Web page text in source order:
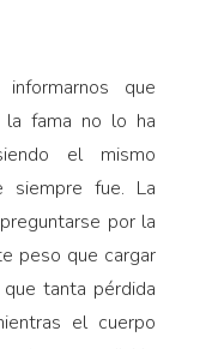
que
la fama no lo ha
el mismo
siempre fue. La
por la
peso que cargar
tanta pérdida
el cuerpo